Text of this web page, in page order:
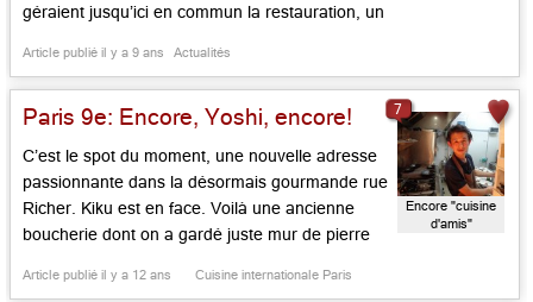
géraient jusqu’ici en commun la restauration, un
engagé. Alors que son ex associé Ducasse s’est
associé avec son ennemi Sodexo, Nathalie
Szabo, fille […]...
Article publié il y a 9 ans Actualités
Paris 9e: Encore, Yoshi, encore!
C’est le spot du moment, une nouvelle adresse
passionnante dans la désormais gourmande rue
Richer. Kiku est en face. Voilà une ancienne
boucherie dont on a gardé juste mur de pierre
Aboudarham, qui travailla dans la finance et
Article publié il y a 12 ans Cuisine internationale Paris
Encore "cuisine
d'amis"
7